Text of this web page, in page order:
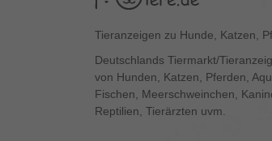
Tieranzeigen zu Hunde, Katzen,
Deutschlands Tiermarkt/
von Hunden, Katzen, Pferden,
Fischen, Meerschweinchen,
Reptilien, Tierärzten uvm.